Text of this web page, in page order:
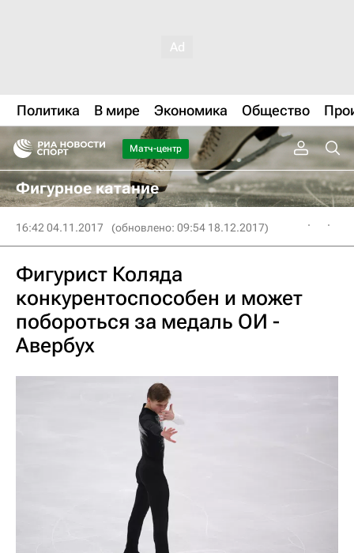
Политика В мире Экономика Общество
Матч-центр
Фигурное катание
16:42 04.11.2017 (обновлено: 09:54 18.12.2017)
Фигурист Коляда
конкурентоспособен и может
побороться за медаль ОИ -
Авербух